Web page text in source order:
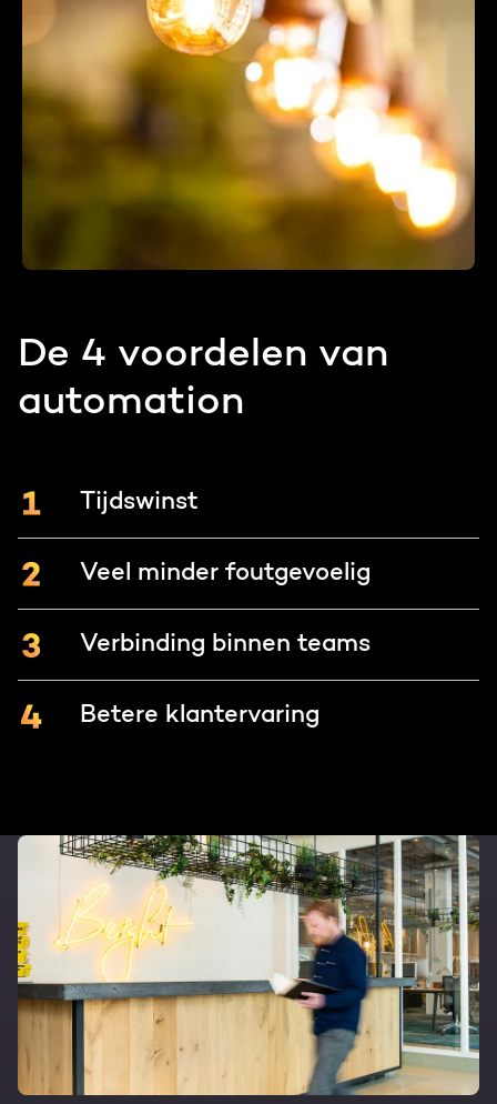
De 4 voordelen van
automation
Tijdswinst
Veel minder foutgevoelig
Verbinding binnen teams
Betere klantervaring